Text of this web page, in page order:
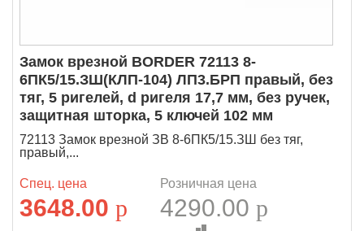
Замок врезной BORDER 72113 8-
6ПК5/15.ЗШ(КЛП-104) ЛП3.БРП правый, без
тяг, 5 ригелей, d ригеля 17,7 мм, без ручек,
защитная шторка, 5 ключей 102 мм
72113 Замок врезной ЗВ 8-6ПК5/15.ЗШ без тяг,
правый,...
Спец. цена
3648.00 p
Розничная цена
4290.00 p